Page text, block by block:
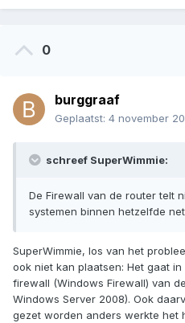
0
burggraaf
Geplaatst: 4 november
schreef SuperWimmie:
De Firewall van de router telt
systemen binnen hetzelfde
SuperWimmie, los van het
ook niet kan plaatsen: Het gaat
firewall (Windows Firewall) van
Windows Server 2008). Ook
gezet worden anders werkte het